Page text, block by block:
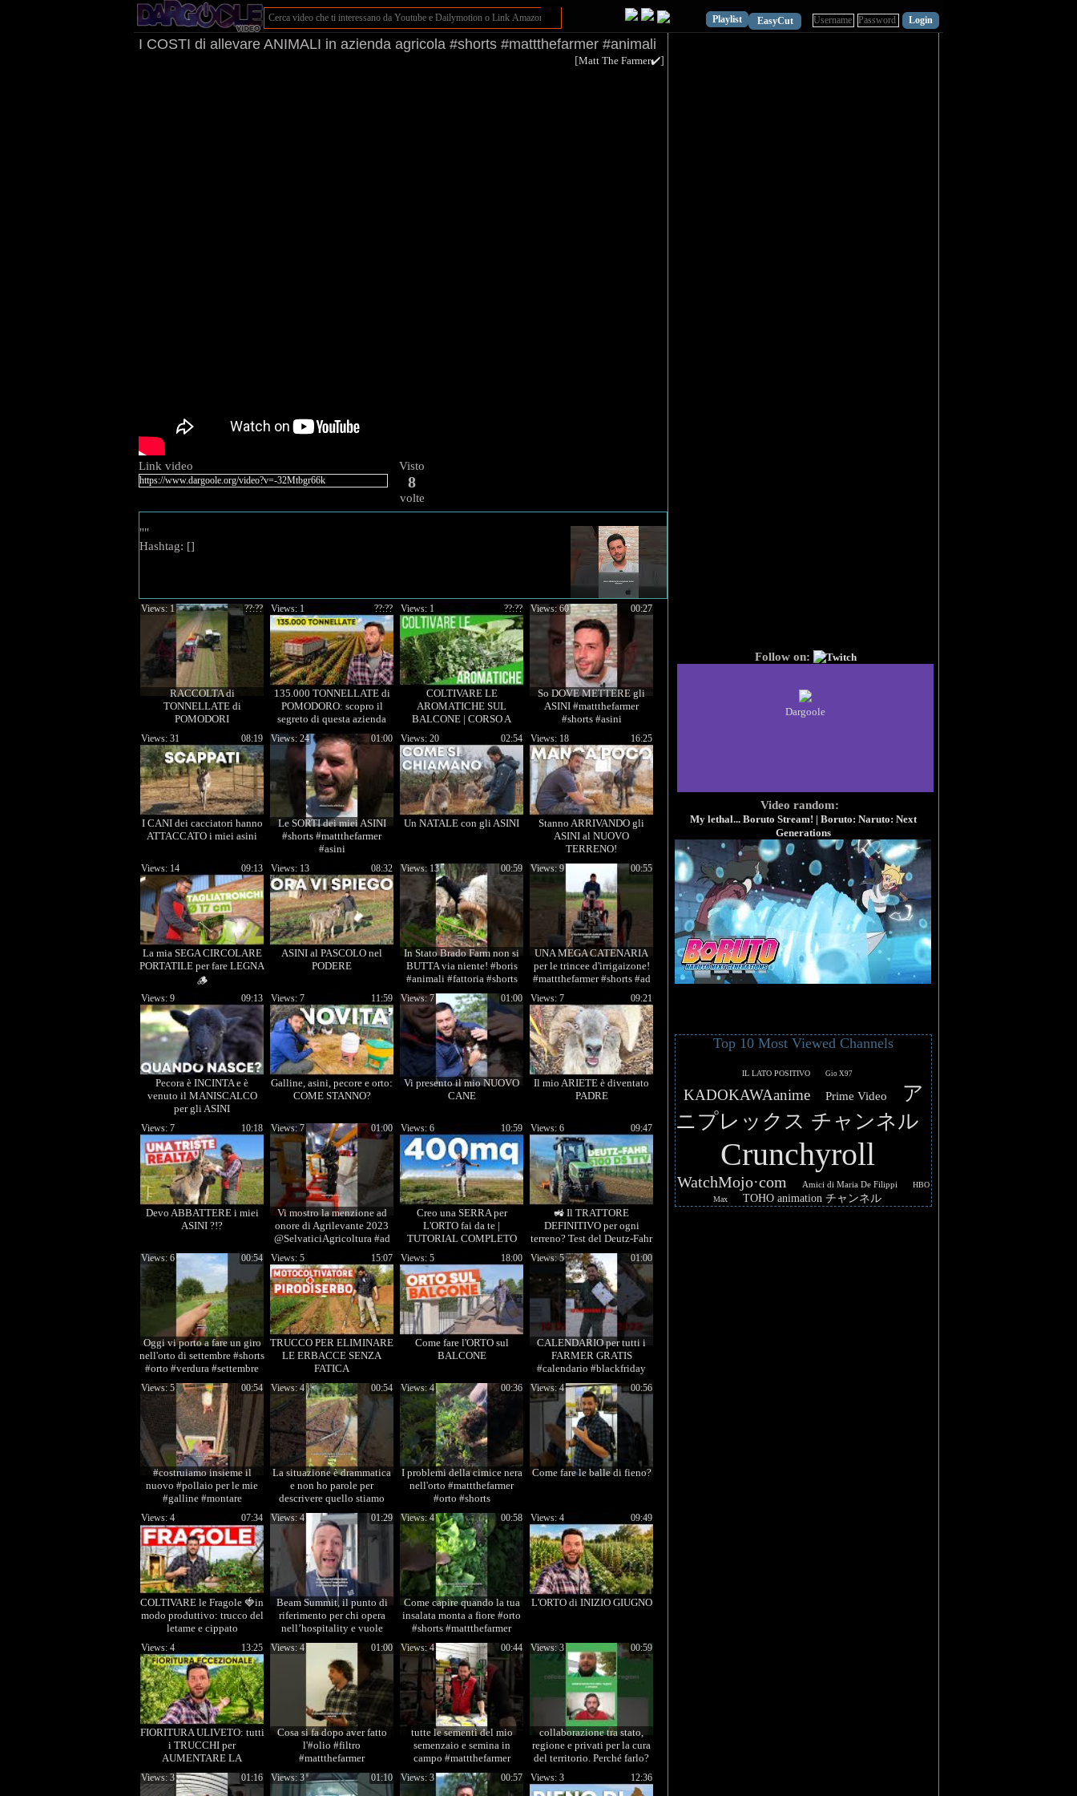
Playlist EasyCut
I COSTI di allevare ANIMALI in azienda agricola #shorts #mattthefarmer #animali
[Matt The Farmer✔️]
Link video Visto
8
volte
""
Hashtag: []
RACCOLTA di
TONNELLATE di
POMODORI
??:??
Views: 1
135.000 TONNELLATE di
POMODORO: scopro il
segreto di questa azienda
??:??
Views: 1
COLTIVARE LE
AROMATICHE SUL
BALCONE | CORSO A
FIRENZE BIO | ORTO E
GIARDINAGGIO
??:??
Views: 1
So DOVE METTERE gli
ASINI #mattthefarmer
#shorts #asini
00:27
Views: 60
I CANI dei cacciatori hanno
ATTACCATO i miei asini
08:19
Views: 31
Le SORTI dei miei ASINI
#shorts #mattthefarmer
#asini
01:00
Views: 24
Un NATALE con gli ASINI
02:54
Views: 20
Stanno ARRIVANDO gli
ASINI al NUOVO
TERRENO!
16:25
Views: 18
La mia SEGA CIRCOLARE
PORTATILE per fare LEGNA
🪵
09:13
Views: 14
ASINI al PASCOLO nel
PODERE
08:32
Views: 13
In Stato Brado Farm non si
BUTTA via niente! #boris
#animali #fattoria #shorts
00:59
Views: 13
UNA MEGA CATENARIA
per le trincee d'irrigaizone!
#mattthefarmer #shorts #ad
00:55
Views: 9
Pecora è INCINTA e è
venuto il MANISCALCO
per gli ASINI
09:13
Views: 9
Galline, asini, pecore e orto:
COME STANNO?
11:59
Views: 7
Vi presento il mio NUOVO
CANE
01:00
Views: 7
Il mio ARIETE è diventato
PADRE
09:21
Views: 7
Devo ABBATTERE i miei
ASINI ?!?
10:18
Views: 7
Vi mostro la menzione ad
onore di Agrilevante 2023
@SelvaticiAgricoltura #ad
#shorts #macchinari
01:00
Views: 7
Creo una SERRA per
L'ORTO fai da te |
TUTORIAL COMPLETO
10:59
Views: 6
🚜 Il TRATTORE
DEFINITIVO per ogni
terreno? Test del Deutz-Fahr
5100 DS TTV!
09:47
Views: 6
Oggi vi porto a fare un giro
nell'orto di settembre #shorts
#orto #verdura #settembre
00:54
Views: 6
TRUCCO PER ELIMINARE
LE ERBACCE SENZA
FATICA
15:07
Views: 5
Come fare l'ORTO sul
BALCONE
18:00
Views: 5
CALENDARIO per tutti i
FARMER GRATIS
#calendario #blackfriday
#vino
01:00
Views: 5
#costruiamo insieme il
nuovo #pollaio per le mie
#galline #montare
00:54
Views: 5
La situazione è drammatica
e non ho parole per
descrivere quello stiamo
vivendo noi agricoli #shorts
00:54
Views: 4
I problemi della cimice nera
nell'orto #mattthefarmer
#orto #shorts
00:36
Views: 4
Come fare le balle di fieno?
00:56
Views: 4
COLTIVARE le Fragole 🍓in
modo produttivo: trucco del
letame e cippato
07:34
Views: 4
Beam Summit, il punto di
riferimento per chi opera
nell’hospitality e vuole
guidare il cambiamento
01:29
Views: 4
Come capire quando la tua
insalata monta a fiore #orto
#shorts #mattthefarmer
00:58
Views: 4
L'ORTO di INIZIO GIUGNO
09:49
Views: 4
FIORITURA ULIVETO: tutti
i TRUCCHI per
AUMENTARE LA
PRODUZIONE
13:25
Views: 4
Cosa si fa dopo aver fatto
l'#olio #filtro
#mattthefarmer
01:00
Views: 4
tutte le sementi del mio
semenzaio e semina in
campo #mattthefarmer
#semenzaio #sementi
#marzo #orto
00:44
Views: 4
collaborazione tra stato,
regione e privati per la cura
del territorio. Perché farlo?
#mattthefarmer
00:59
Views: 3
01:16
Views: 3 01:10
Views: 3 00:57
Views: 3 12:36
Views: 3
Follow on: Twitch
Dargoole
Video random:
My lethal... Boruto Stream! | Boruto: Naruto: Next
Generations
Top 10 Most Viewed Channels
IL LATO POSITIVO Gio X97
KADOKAWAanime Prime Video
ア
ニプレックス チャンネル
Crunchyroll
WatchMojo·com Amici di Maria De Filippi
HBO
Max
TOHO animation チャンネル